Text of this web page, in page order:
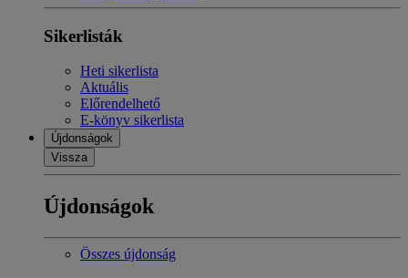
Sikerlisták
Heti sikerlista
Aktuális
Előrendelhető
E-könyv sikerlista
Újdonságok
Vissza
Újdonságok
Összes újdonság